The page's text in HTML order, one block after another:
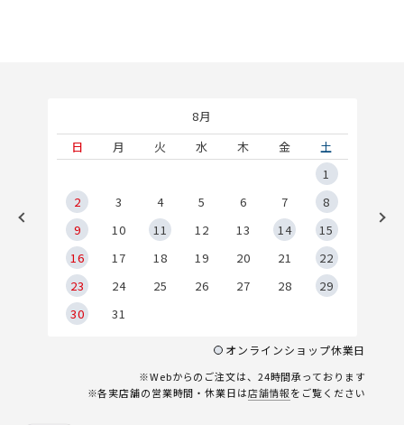
8月
日
月 火 水 木 金
土
1
2
3 4 5 6 7
8
9
10 11 12 13 14
15
16
17 18 19 20 21
22
23
24 25 26 27 28
29
30
31
オンラインショップ休業日
※Webからのご注文は、24時間承っております
※各実店舗の営業時間・休業日は店舗情報をご覧ください